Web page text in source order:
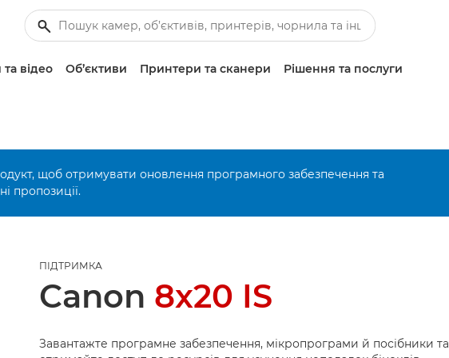
відео Об’єктиви Принтери та сканери Рішення та послуги
щоб отримувати оновлення програмного забезпечення та
пропозиції.
ПІДТРИМКА
Canon 8x20 IS
Завантажте програмне забезпечення, мікропрограми й посібники та